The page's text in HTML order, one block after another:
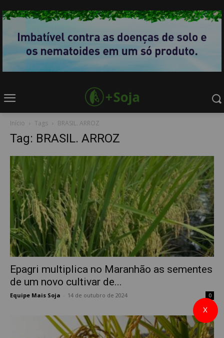
Início Tags BRASIL. ARROZ
Tag: BRASIL. ARROZ
Epagri multiplica no Maranhão as sementes
de um novo cultivar de...
Equipe Mais Soja 14 de outubro de 2024 0
X